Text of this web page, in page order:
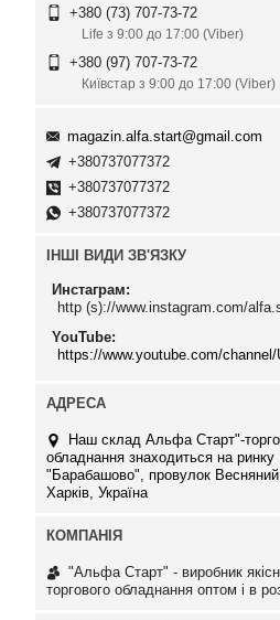
+380 (73) 707-73-72
Life з 9:00 до 17:00 (Viber)
+380 (97) 707-73-72
Київстар з 9:00 до 17:00 (Viber)
magazin.alfa.start@gmail.com
+380737077372
+380737077372
+380737077372
ІНШІ ВИДИ ЗВ'ЯЗКУ
Инстаграм
http (s)://www.instagram.com/
YouTube
Наш склад Альфа Старт"-
обладнання знаходиться на ринку
"Барабашово", провулок Весняний,
Харків, Україна
"Альфа Старт" - виробник
торгового обладнання оптом і в